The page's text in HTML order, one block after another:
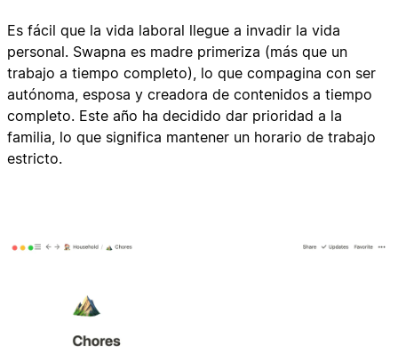
Es fácil que la vida laboral llegue a invadir la vida
personal. Swapna es madre primeriza (más que un
trabajo a tiempo completo), lo que compagina con ser
autónoma, esposa y creadora de contenidos a tiempo
completo. Este año ha decidido dar prioridad a la
familia, lo que significa mantener un horario de trabajo
estricto.